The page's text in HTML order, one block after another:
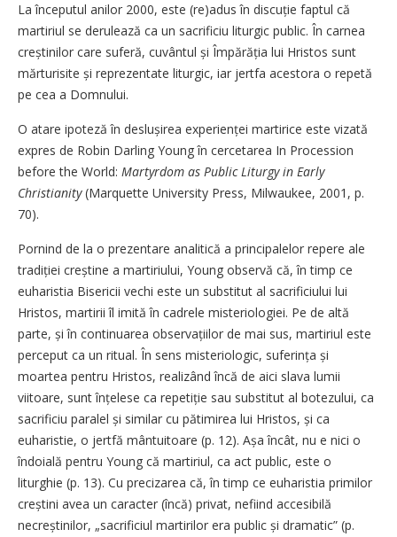
La începutul anilor 2000, este (re)adus în discuție faptul că
martiriul se derulează ca un sacrificiu liturgic public. În carnea
creștinilor care suferă, cuvântul și Împărăția lui Hristos sunt
mărturisite și reprezentate liturgic, iar jertfa acestora o repetă
pe cea a Domnului.
O atare ipoteză în deslușirea experienței martirice este vizată
expres de Robin Darling Young în cercetarea In Procession
before the World: Martyrdom as Public Liturgy in Early
Christianity(Marquette University Press, Milwaukee, 2001, p.
70).
Pornind de la o prezentare analitică a principalelor repere ale
tradiției creștine a martiriului, Young observă că, în timp ce
euharistia Bisericii vechi este un substitut al sacrificiului lui
Hristos, martirii îl imită în cadrele misteriologiei. Pe de altă
parte, și în continuarea observațiilor de mai sus, martiriul este
perceput ca un ritual. În sens misteriologic, suferința și
moartea pentru Hristos, realizând încă de aici slava lumii
viitoare, sunt înțelese ca repetiție sau substitut al botezului, ca
sacrificiu paralel și similar cu pătimirea lui Hristos, și ca
euharistie, o jertfă mântuitoare (p. 12). Așa încât, nu e nici o
îndoială pentru Young că martiriul, ca act public, este o
liturghie (p. 13). Cu precizarea că, în timp ce euharistia primilor
creștini avea un caracter (încă) privat, nefiind accesibilă
necreștinilor, „sacrificiul martirilor era public și dramatic” (p.